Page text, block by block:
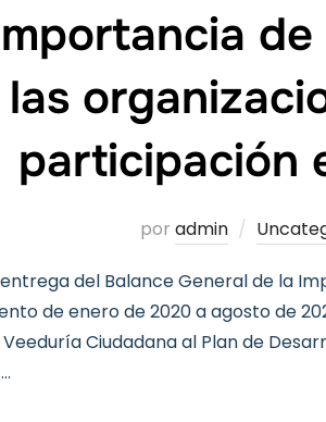
las
participación
por admin
del Balance General de la
de enero de 2020 a agosto de
Veeduría Ciudadana al Plan de